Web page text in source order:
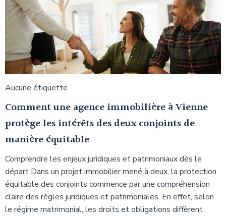
Aucune étiquette
Comment une agence immobilière à Vienne
protège les intérêts des deux conjoints de
manière équitable
Comprendre les enjeux juridiques et patrimoniaux dès le
départ Dans un projet immobilier mené à deux, la protection
équitable des conjoints commence par une compréhension
claire des règles juridiques et patrimoniales. En effet, selon
le régime matrimonial, les droits et obligations diffèrent